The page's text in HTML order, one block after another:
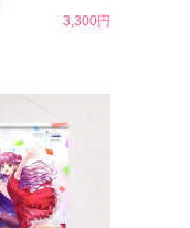
3,300円